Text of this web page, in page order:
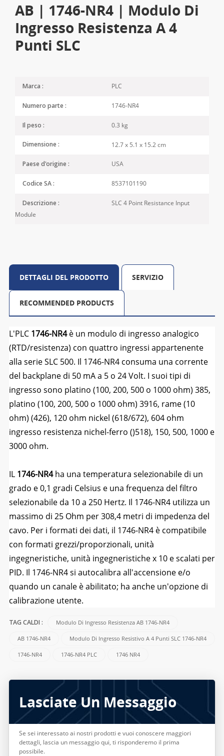
AB | 1746-NR4 | Modulo Di
Ingresso Resistenza A 4
Punti SLC
Marca : PLC
Numero parte : 1746-NR4
Il peso : 0.3 kg
Dimensione : 12.7 x 5.1 x 15.2 cm
Paese d'origine : USA
Codice SA : 8537101190
Descrizione :
SLC 4 Point Resistance Input
Module
DETTAGLI DEL PRODOTTO SERVIZIO
RECOMMENDED PRODUCTS
L'PLC 1746-NR4è un modulo di ingresso analogico
(RTD/resistenza) con quattro ingressi appartenente
alla serie SLC 500. Il 1746-NR4 consuma una corrente
del backplane di 50 mA a 5 o 24 Volt. I suoi tipi di
ingresso sono platino (100, 200, 500 o 1000 ohm) 385,
platino (100, 200, 500 o 1000 ohm) 3916, rame (10
ohm) (426), 120 ohm nickel (618/672), 604 ohm
ingresso resistenza nichel-ferro ()518), 150, 500, 1000 e
3000 ohm.
IL 1746-NR4ha una temperatura selezionabile di un
grado e 0,1 gradi Celsius e una frequenza del filtro
selezionabile da 10 a 250 Hertz. Il 1746-NR4 utilizza un
massimo di 25 Ohm per 308,4 metri di impedenza del
cavo. Per i formati dei dati, il 1746-NR4 è compatibile
con formati grezzi/proporzionali, unità
ingegneristiche, unità ingegneristiche x 10 e scalati per
PID. Il 1746-NR4 si autocalibra all'accensione e/o
quando un canale è abilitato; ha anche un'opzione di
calibrazione utente.
TAG CALDI : Modulo Di Ingresso Resistenza AB 1746-NR4
AB 1746-NR4 Modulo Di Ingresso Resistivo A 4 Punti SLC 1746-NR4
1746-NR4 1746-NR4 PLC 1746 NR4
Lasciate Un Messaggio
Se sei interessato ai nostri prodotti e vuoi conoscere maggiori
dettagli, lascia un messaggio qui, ti risponderemo il prima
possibile.